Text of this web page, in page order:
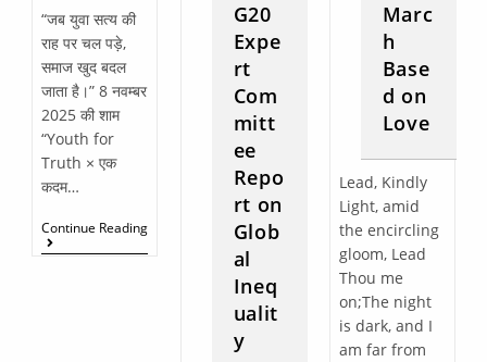
“जब युवा सत्य की
राह पर चल पड़े,
समाज खुद बदल
जाता है।” 8 नवम्बर
2025 की शाम
“Youth for
Truth × एक
कदम…
Continue Reading
G20
Expe
rt
Com
mitt
ee
Repo
rt on
Glob
al
Ineq
ualit
y
Marc
h
Base
d on
Love
Lead, Kindly
Light, amid
the encircling
gloom, Lead
Thou me
on;The night
is dark, and I
am far from